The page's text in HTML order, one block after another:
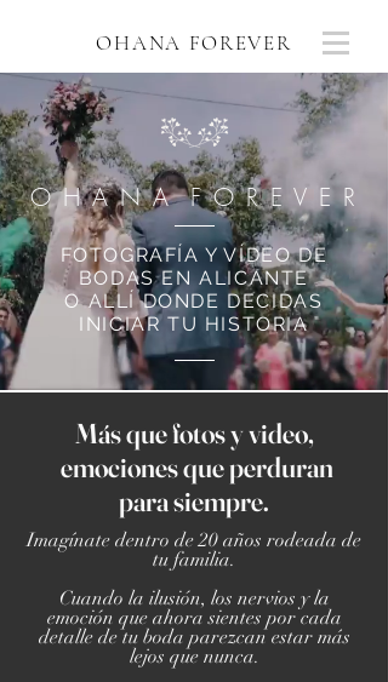
OHANA FOREVER
O H A N A F O R E V E R
FOTOGRAFÍA Y VÍDEO DE
BODAS EN ALICANTE
O ALLÍ DONDE DECIDAS
INICIAR TU HISTORIA
Más que fotos y video,
emociones que perduran
para siempre.
Imagínate dentro de 20 años rodeada de
tu familia.
Cuando la ilusión, los nervios y la
emoción que ahora sientes por cada
detalle de tu boda parezcan estar más
lejos que nunca.